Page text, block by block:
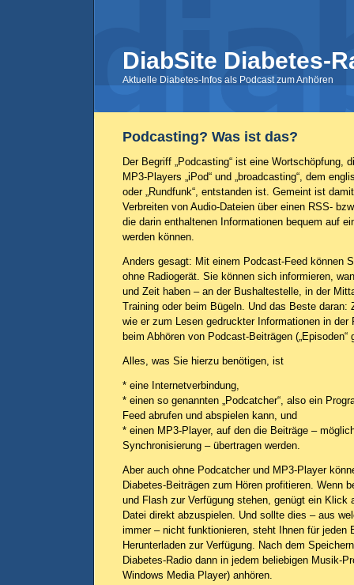
DiabSite Diabetes-
Aktuelle Diabetes-Infos als Podcast zum Anhören
Podcasting? Was ist das?
Der Begriff „Podcasting“ ist eine Wortschöpfung,
MP3-Players „iPod“ und „broadcasting“, dem
oder „Rundfunk“, entstanden ist. Gemeint ist
Verbreiten von Audio-Dateien über einen RSS-
die darin enthaltenen Informationen bequem auf
werden können.
Anders gesagt: Mit einem Podcast-Feed können
ohne Radiogerät. Sie können sich informieren,
und Zeit haben – an der Bushaltestelle, in der
Training oder beim Bügeln. Und das Beste daran:
wie er zum Lesen gedruckter Informationen in der
beim Abhören von Podcast-Beiträgen
Alles, was Sie hierzu benötigen, ist
* eine Internetverbindung,
* einen so genannten „Podcatcher“, also ein
Feed abrufen und abspielen kann, und
* einen MP3-Player, auf den die Beiträge –
Synchronisierung – übertragen werden.
Aber auch ohne Podcatcher und MP3-Player
Diabetes-Beiträgen zum Hören profitieren. Wenn
und Flash zur Verfügung stehen, genügt ein Klick
Datei direkt abzuspielen. Und sollte dies – aus
immer – nicht funktionieren, steht Ihnen für jeden
Herunterladen zur Verfügung. Nach dem
Diabetes-Radio dann in jedem beliebigen Musik-
Windows Media Player) anhören.